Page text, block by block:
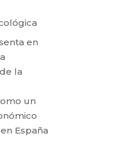
en
la
un
España